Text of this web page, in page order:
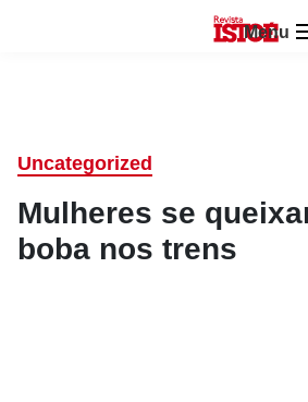
Menu
Uncategorized
Mulheres se
boba nos trens